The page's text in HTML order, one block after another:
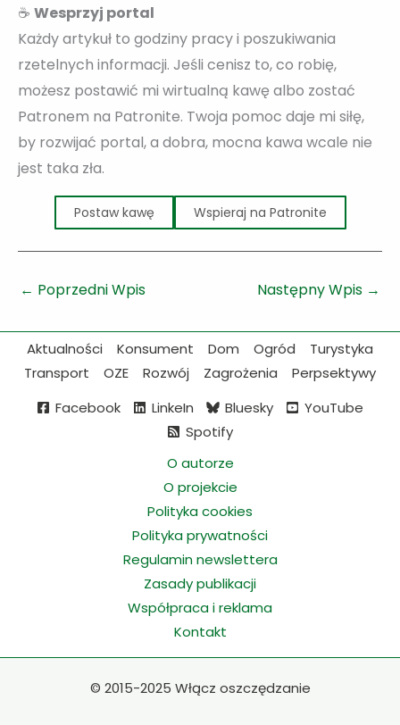
☕ Wesprzyj portal
Każdy artykuł to godziny pracy i poszukiwania
rzetelnych informacji. Jeśli cenisz to, co robię,
możesz postawić mi wirtualną kawę albo zostać
Patronem na Patronite. Twoja pomoc daje mi siłę,
by rozwijać portal, a dobra, mocna kawa wcale nie
jest taka zła.
Postaw kawę Wspieraj na Patronite
← Poprzedni Wpis Następny Wpis →
Aktualności Konsument Dom Ogród
Turystyka
Transport
OZE Rozwój Zagrożenia
Perpsektywy
Facebook
LinkeIn Bluesky
YouTube
Spotify
O autorze
O projekcie
Polityka cookies
Polityka prywatności
Regulamin newslettera
Zasady publikacji
Współpraca i reklama
Kontakt
© 2015-2025 Włącz oszczędzanie